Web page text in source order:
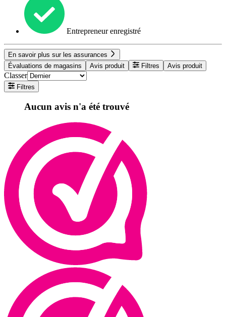
Entrepreneur enregistré
En savoir plus sur les assurances
Évaluations de magasins
Avis produit Filtres Avis produit
Classer
Filtres
Aucun avis n'a été trouvé